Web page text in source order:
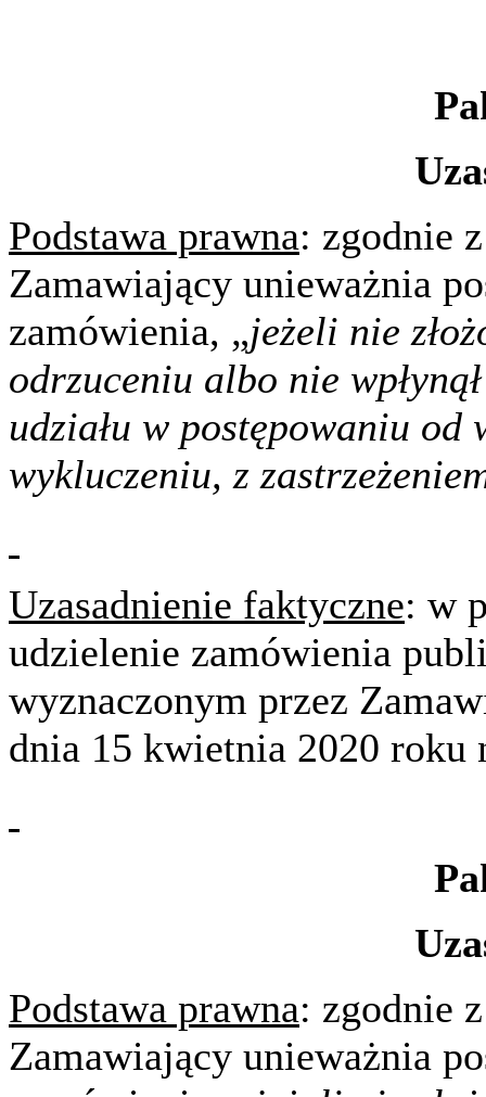
Podstawa prawna: zgodnie
Zamawiający unieważnia
zamówienia, „jeżeli nie
odrzuceniu albo nie
udziału w postępowaniu
wykluczeniu, z
Uzasadnienie faktyczne: w
udzielenie zamówienia
wyznaczonym przez
dnia 15 kwietnia 2020 roku
Podstawa prawna: zgodnie
Zamawiający unieważnia